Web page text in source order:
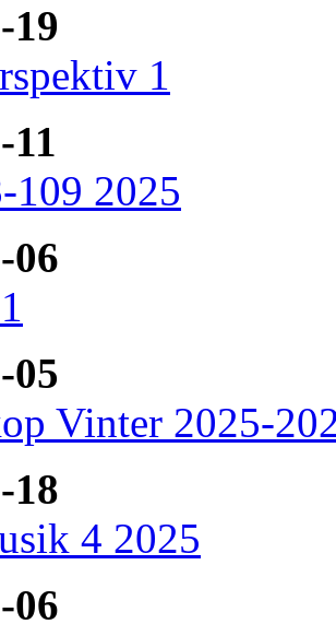
19
1
11
109 2025
06
05
Vinter 2025-
18
4 2025
06